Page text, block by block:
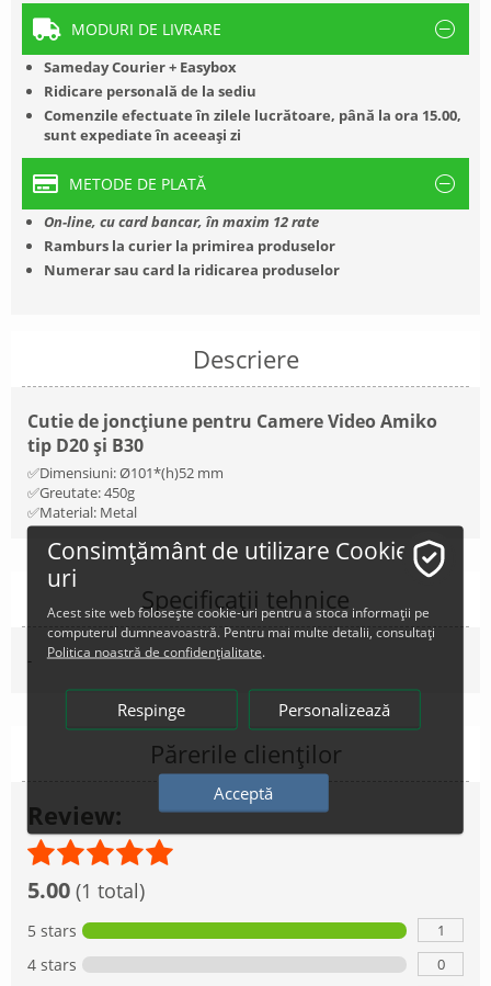
MODURI DE LIVRARE
Sameday Courier + Easybox
Ridicare personală de la sediu
Comenzile efectuate în zilele lucrătoare, până la ora 15.00,
sunt expediate în aceeași zi
METODE DE PLATĂ
On-line, cu card bancar, în maxim 12 rate
Ramburs la curier la primirea produselor
Numerar sau card la ridicarea produselor
Descriere
Cutie de joncțiune pentru Camere Video Amiko
tip D20 și B30
✅Dimensiuni: Ø101*(h)52 mm
✅Greutate: 450g
✅Material: Metal
Specificații tehnice
-
Părerile clienților
Review:
5.00 (1 total)
5 stars 1
4 stars 0
Consimțământ de utilizare Cookie-
uri
Acest site web folosește cookie-uri pentru a stoca informații pe
computerul dumneavoastră. Pentru mai multe detalii, consultați
Politica noastră de confidențialitate.
Respinge Personalizează
Acceptă